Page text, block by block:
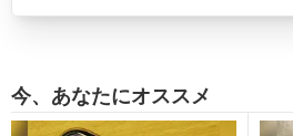
今、あなたにオススメ